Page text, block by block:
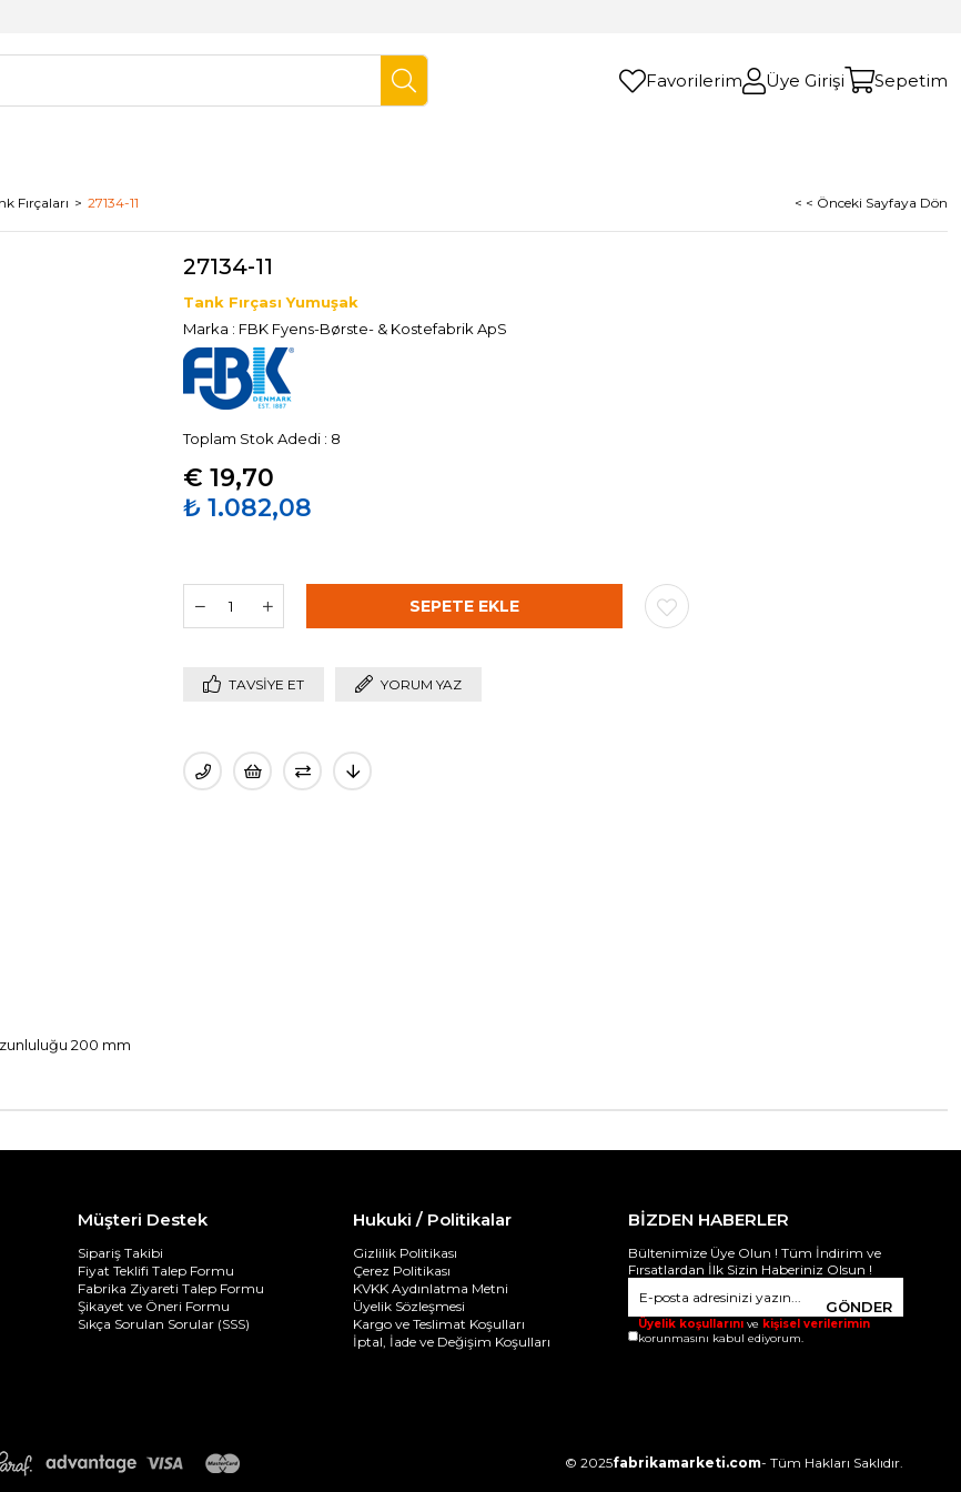
Favorilerim Üye Girişi Sepetim
Fırçaları 27134-11 < < Önceki Sayfaya Dön
27134-11
Tank Fırçası Yumuşak
Marka : FBK Fyens-Børste- & Kostefabrik ApS
Toplam Stok Adedi : 8
€ 19,70
₺ 1.082,08
TAVSIYE ET YORUM YAZ
200 mm
Müşteri Destek
Sipariş Takibi
Fiyat Teklifi Talep Formu
Fabrika Ziyareti Talep Formu
Şikayet ve Öneri Formu
Sıkça Sorulan Sorular (SSS)
Hukuki / Politikalar
Gizlilik Politikası
Çerez Politikası
KVKK Aydınlatma Metni
Üyelik Sözleşmesi
Kargo ve Teslimat Koşulları
İptal, İade ve Değişim Koşulları
BİZDEN HABERLER
Bültenimize Üye Olun ! Tüm İndirim ve
Fırsatlardan İlk Sizin Haberiniz Olsun !
GÖNDER
Üyelik koşullarınıve kişisel verilerimin
korunmasını kabul ediyorum.
© 2025fabrikamarketi.com- Tüm Hakları Saklıdır.